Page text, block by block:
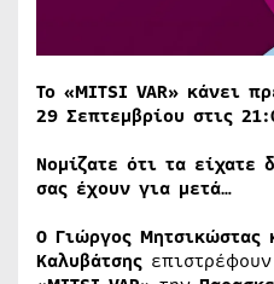
Το «MITSI VAR» κάνει
29 Σεπτεμβρίου στις
Νομίζατε ότι τα
σας έχουν για μετά…
Ο Γιώργος Μητσικώστας
Καλυβάτσης